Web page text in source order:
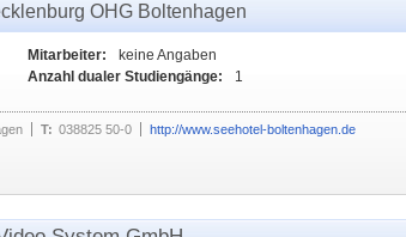
OHG Boltenhagen
Mitarbeiter:
keine Angaben
Anzahl dualer Studiengänge:
1
T: 038825 50-0 http://www.seehotel-boltenhagen.de